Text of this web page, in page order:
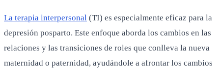
La terapia interpersonal (TI) es especialmente eficaz para la
depresión posparto. Este enfoque aborda los cambios en las
relaciones y las transiciones de roles que conlleva la nueva
maternidad o paternidad, ayudándole a afrontar los cambios